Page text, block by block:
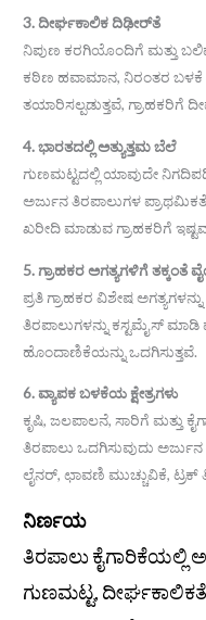
3. ದೀರ್ಘಕಾಲಿಕ ದಿಢೀರ್‌ತೆ
ನಿಪುಣ ಕರಗಿಯೊಂದಿಗೆ ಮತ್ತು
ಕಠಿಣ ಹವಾಮಾನ, ನಿರಂತರ ಬಳಕೆ
ತಯಾರಿಸಲ್ಪಡುತ್ತವೆ, ಗ್ರಾಹಕರಿಗೆ
4. ಭಾರತದಲ್ಲಿ ಅತ್ಯುತ್ತಮ ಬೆಲೆ
ಗುಣಮಟ್ಟದಲ್ಲಿ ಯಾವುದೇ
ಅರ್ಜುನ ತಿರಪಾಲುಗಳ
ಖರೀದಿ ಮಾಡುವ ಗ್ರಾಹಕರಿಗೆ
5. ಗ್ರಾಹಕರ ಅಗತ್ಯಗಳಿಗೆ ತಕ್ಕಂತೆ
ಪ್ರತಿ ಗ್ರಾಹಕರ ವಿಶೇಷ
ತಿರಪಾಲುಗಳನ್ನು ಕಸ್ಟಮೈಸ್
ಹೊಂದಾಣಿಕೆಯನ್ನು ಒದಗಿಸುತ್ತವೆ.
6. ವ್ಯಾಪಕ ಬಳಕೆಯ ಕ್ಷೇತ್ರಗಳು
ಕೃಷಿ, ಜಲಪಾಲನೆ, ಸಾರಿಗೆ ಮತ್ತು
ತಿರಪಾಲು ಒದಗಿಸುವುದು
ಲೈನರ್, ಛಾವಣಿ ಮುಚ್ಚುವಿಕೆ, ಟ್ರಕ್
ನಿರ್ಣಯ
ತಿರಪಾಲು ಕೈಗಾರಿಕೆಯಲ್ಲಿ
ಗುಣಮಟ್ಟ,